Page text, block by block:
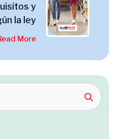
y
la ley
More